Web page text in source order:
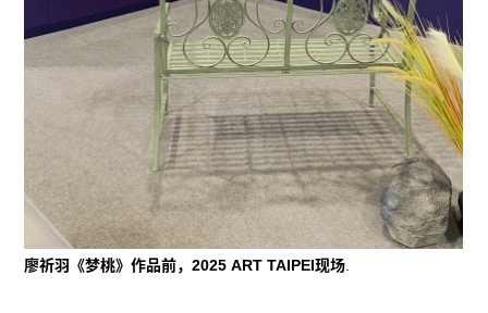
廖祈羽《梦桃》作品前，2025 ART TAIPEI现场.